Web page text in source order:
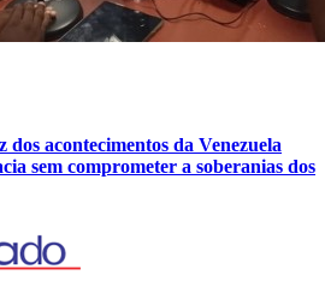
acontecimentos da Venezuela
sem comprometer a soberanias dos